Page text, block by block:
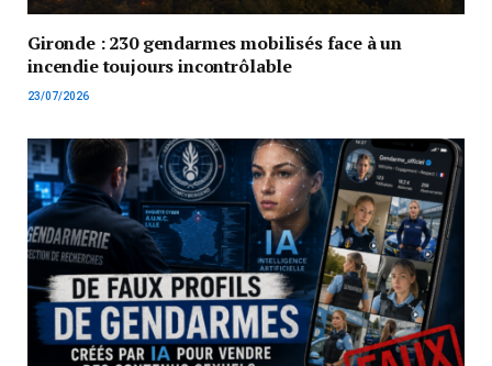
Gironde : 230 gendarmes mobilisés face à un
incendie toujours incontrôlable
23/07/2026